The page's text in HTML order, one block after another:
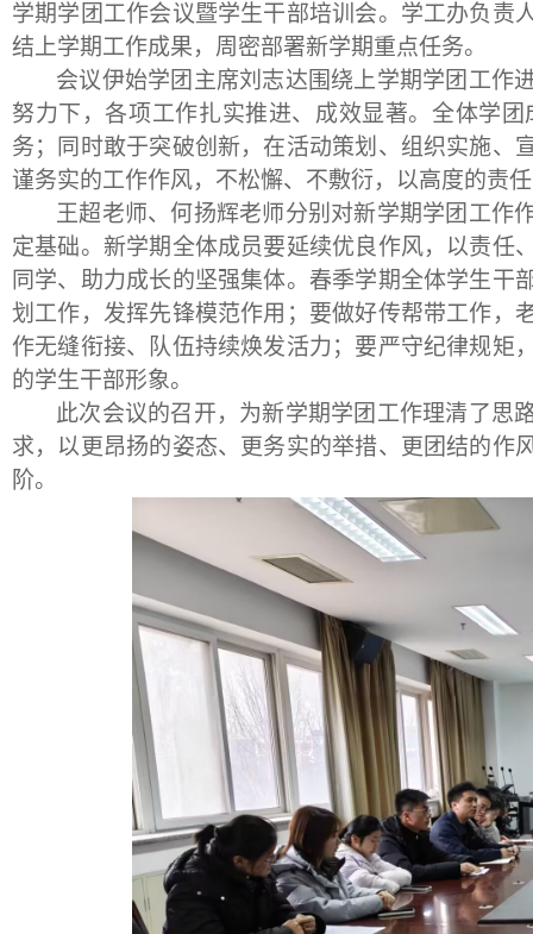
学期学团工作会议暨学生干部培训会。学工办负责
结上学期工作成果，周密部署新学期重点任务。
会议伊始学团主席刘志达围绕上学期学团工作
努力下，各项工作扎实推进、成效显著。全体学
务；同时敢于突破创新，在活动策划、组织实施、
谨务实的工作作风，不松懈、不敷衍，以高度的责
王超老师、何扬辉老师分别对新学期学团工作
定基础。新学期全体成员要延续优良作风，以责任
同学、助力成长的坚强集体。春季学期全体学生
划工作，发挥先锋模范作用；要做好传帮带工作，
作无缝衔接、队伍持续焕发活力；要严守纪律规矩
的学生干部形象。
此次会议的召开，为新学期学团工作理清了思
求，以更昂扬的姿态、更务实的举措、更团结的作
阶。